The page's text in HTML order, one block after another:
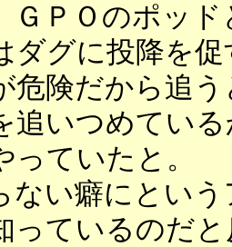
ＰＯのポッド
グに投降を促
険だから追う
追いつめてい
っていたと。
い癖にという
っているのだ